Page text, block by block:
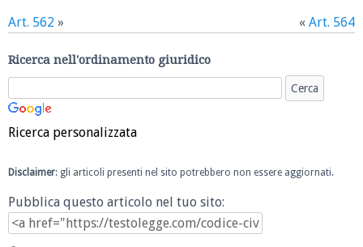
Art. 562 » « Art. 564
Ricerca nell'ordinamento giuridico
Ricerca personalizzata
Disclaimer: gli articoli presenti nel sito potrebbero non essere aggiornati.
Pubblica questo articolo nel tuo sito: